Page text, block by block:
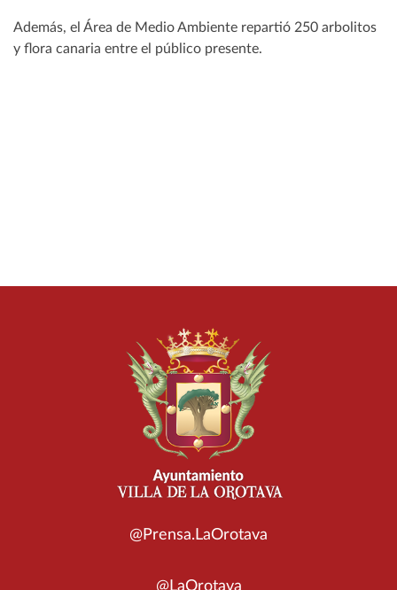
Además, el Área de Medio Ambiente repartió 250 arbolitos
y flora canaria entre el público presente.
@Prensa.LaOrotava
@LaOrotava